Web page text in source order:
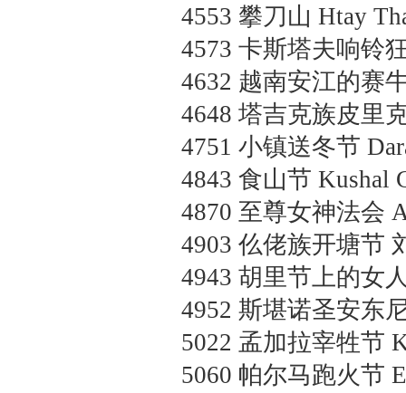
4553 攀刀山 Htay
4573 卡斯塔夫响铃
4632 越南安江的赛
4648 塔吉克族皮里
4751 小镇送冬节
4843 食山节 Kushal
4870 至尊女神法会
4903 仫佬族开塘节
4943 胡里节上的女
4952 斯堪诺圣安东
5022 孟加拉宰牲节
5060 帕尔马跑火节